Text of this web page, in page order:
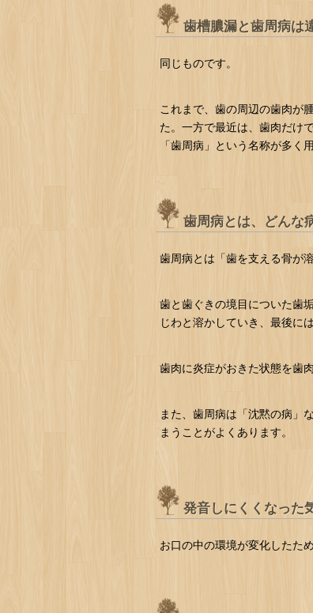
歯槽膿漏と歯周病は
同じものです。
これまで、歯の周辺の歯肉が
た。一方で最近は、歯肉だけ
「歯周病」という名称が多く
歯周病とは、どんな
歯周病とは「歯を支える骨が
歯と歯ぐきの境目についた歯
じわと溶かしていき、最後に
歯肉に炎症がおきた状態を歯
また、歯周病は「沈黙の病」
まうことがよくあります。
発音しにくくなった
お口の中の環境が変化したた